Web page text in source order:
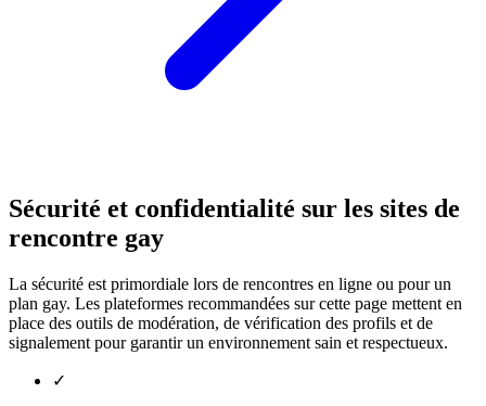
Sécurité et confidentialité sur les sites de
rencontre gay
La sécurité est primordiale lors de rencontres en ligne ou pour un
plan gay. Les plateformes recommandées sur cette page mettent en
place des outils de modération, de vérification des profils et de
signalement pour garantir un environnement sain et respectueux.
✓